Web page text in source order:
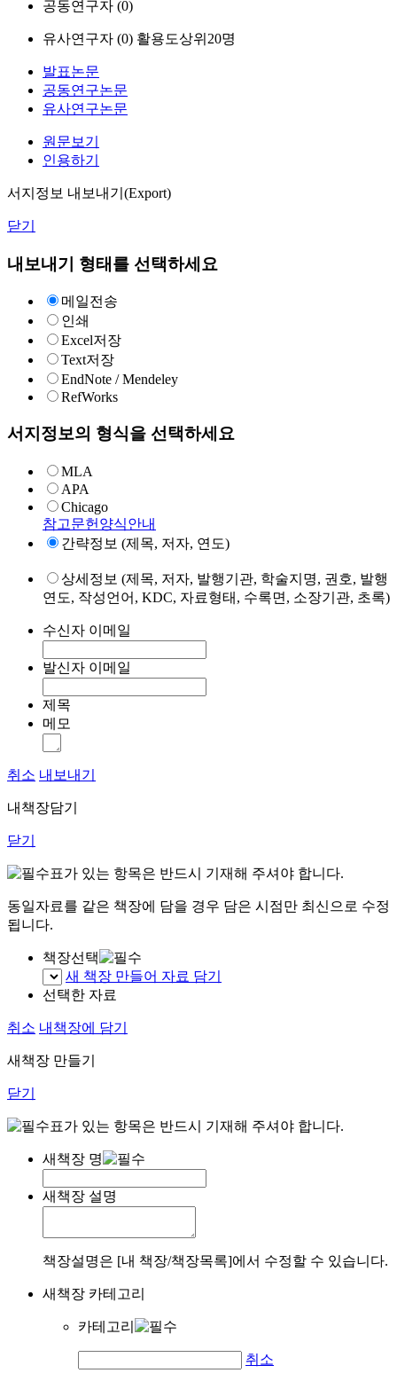
공동연구자 (0)
유사연구자 (0) 활용도상위20명
발표논문
공동연구논문
유사연구논문
원문보기
인용하기
서지정보 내보내기(Export)
닫기
내보내기 형태를 선택하세요
메일전송
인쇄
Excel저장
Text저장
EndNote / Mendeley
RefWorks
서지정보의 형식을 선택하세요
MLA
APA
Chicago
참고문헌양식안내
간략정보 (제목, 저자, 연도)
상세정보 (제목, 저자, 발행기관, 학술지명, 권호, 발행
연도, 작성언어, KDC, 자료형태, 수록면, 소장기관, 초록)
수신자 이메일
발신자 이메일
제목
메모
취소 내보내기
내책장담기
닫기
표가 있는 항목은 반드시 기재해 주셔야 합니다.
동일자료를 같은 책장에 담을 경우 담은 시점만 최신으로 수정
됩니다.
책장선택
새 책장 만들어 자료 담기
선택한 자료
취소 내책장에 담기
새책장 만들기
닫기
표가 있는 항목은 반드시 기재해 주셔야 합니다.
새책장 명
새책장 설명
책장설명은 [내 책장/책장목록]에서 수정할 수 있습니다.
새책장 카테고리
카테고리
취소